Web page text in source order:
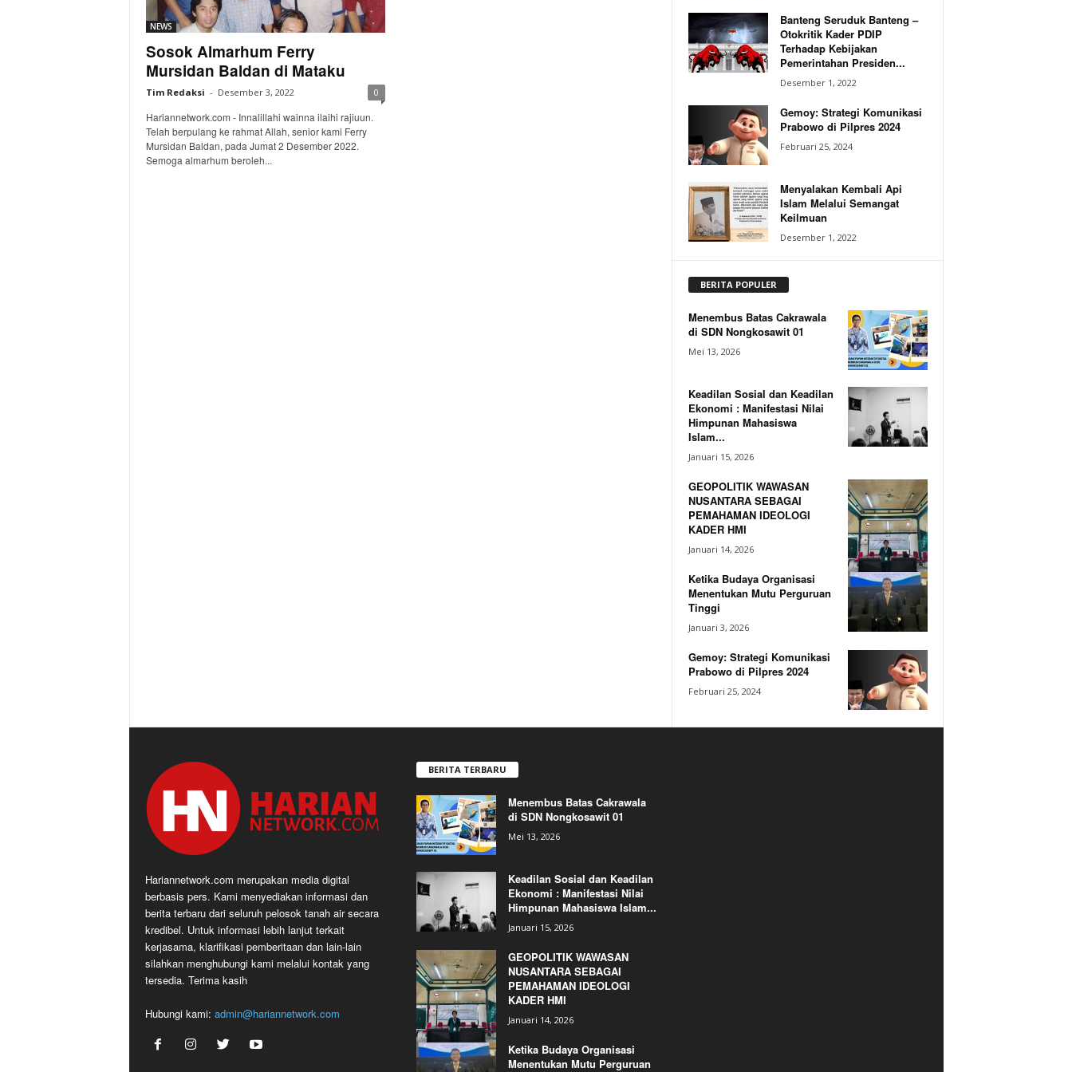
NEWS
Sosok Almarhum Ferry
Mursidan Baldan di Mataku
Tim Redaksi - Desember 3, 2022 0
Hariannetwork.com - Innalillahi wainna ilaihi rajiuun.
Telah berpulang ke rahmat Allah, senior kami Ferry
Mursidan Baldan, pada Jumat 2 Desember 2022.
Semoga almarhum beroleh...
Banteng Seruduk Banteng –
Otokritik Kader PDIP
Terhadap Kebijakan
Pemerintahan Presiden...
Desember 1, 2022
Gemoy: Strategi Komunikasi
Prabowo di Pilpres 2024
Februari 25, 2024
Menyalakan Kembali Api
Islam Melalui Semangat
Keilmuan
Desember 1, 2022
BERITA POPULER
Menembus Batas Cakrawala
di SDN Nongkosawit 01
Mei 13, 2026
Keadilan Sosial dan Keadilan
Ekonomi : Manifestasi Nilai
Himpunan Mahasiswa
Islam...
Januari 15, 2026
GEOPOLITIK WAWASAN
NUSANTARA SEBAGAI
PEMAHAMAN IDEOLOGI
KADER HMI
Januari 14, 2026
Ketika Budaya Organisasi
Menentukan Mutu Perguruan
Tinggi
Januari 3, 2026
Gemoy: Strategi Komunikasi
Prabowo di Pilpres 2024
Februari 25, 2024
Hariannetwork.com merupakan media digital
berbasis pers. Kami menyediakan informasi dan
berita terbaru dari seluruh pelosok tanah air secara
kredibel. Untuk informasi lebih lanjut terkait
kerjasama, klarifikasi pemberitaan dan lain-lain
silahkan menghubungi kami melalui kontak yang
tersedia. Terima kasih
Hubungi kami: admin@hariannetwork.com
BERITA TERBARU
Menembus Batas Cakrawala
di SDN Nongkosawit 01
Mei 13, 2026
Keadilan Sosial dan Keadilan
Ekonomi : Manifestasi Nilai
Himpunan Mahasiswa Islam...
Januari 15, 2026
GEOPOLITIK WAWASAN
NUSANTARA SEBAGAI
PEMAHAMAN IDEOLOGI
KADER HMI
Januari 14, 2026
Ketika Budaya Organisasi
Menentukan Mutu Perguruan